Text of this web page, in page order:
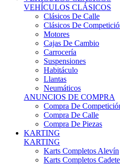
Clásicos De Calle
Clásicos De Competición
Motores
Cajas De Cambio
Carrocería
Suspensiones
Habitáculo
Llantas
Neumáticos
ANUNCIOS DE COMPRA
Compra De Competición
Compra De Calle
Compra De Piezas
KARTING
KARTING
Karts Completos Alevín
Karts Completos Cadete
Karts Completos Junior